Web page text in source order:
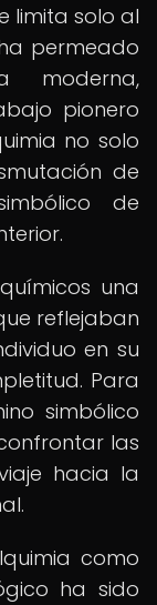
limita solo al
permeado
moderna,
pionero
no solo
de
de
una
reflejaban
en su
Para
simbólico
las
hacia la
como
ha sido